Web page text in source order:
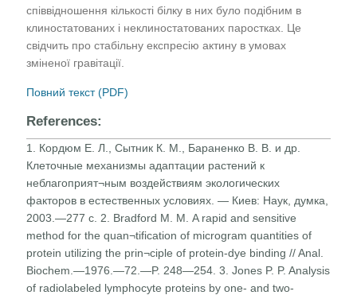
співвідношення кількості білку в них було подібним в
клиностатованих і неклиностатованих паростках. Це
свідчить про стабільну експресію актину в умовах
зміненої гравітації.
Повний текст (PDF)
References:
1. Кордюм Е. Л., Сытник К. М., Бараненко В. В. и др.
Клеточные механизмы адаптации растений к
неблагоприят¬ным воздействиям экологических
факторов в естественных условиях. — Киев: Наук, думка,
2003.—277 с. 2. Bradford М. М. A rapid and sensitive
method for the quan¬tification of microgram quantities of
protein utilizing the prin¬ciple of protein-dye binding // Anal.
Biochem.—1976.—72.—P. 248—254. 3. Jones P. P. Analysis
of radiolabeled lymphocyte proteins by one- and two-